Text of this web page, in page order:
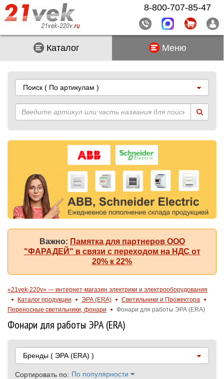
Каталог Меню
Поиск ( По артикулам )
Важно: Памятка для партнеров ООО
"ФАРАДЕЙ" в связи с переходом на НДС от
20% к 22%
«21vek-220v» — интернет-магазин электрики и электрооборудования
Каталог продукции
ЭРА (ERA)
Светильники и Прожектора
Переносные светильники, фонари
Фонари для работы ЭРА (ERA)
Фонари для работы ЭРА (ERA)
Бренды ( ЭРА (ERA) )
Сортировать по: По популярности
8-800-707-85-47